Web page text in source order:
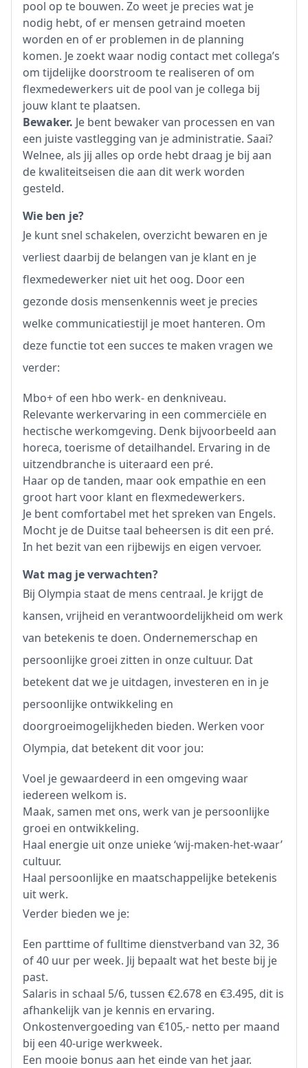
pool op te bouwen. Zo weet je precies wat je
nodig hebt, of er mensen getraind moeten
worden en of er problemen in de planning
komen. Je zoekt waar nodig contact met collega’s
om tijdelijke doorstroom te realiseren of om
flexmedewerkers uit de pool van je collega bij
jouw klant te plaatsen.
Bewaker. Je bent bewaker van processen en van
een juiste vastlegging van je administratie. Saai?
Welnee, als jij alles op orde hebt draag je bij aan
de kwaliteitseisen die aan dit werk worden
gesteld.
Wie ben je?
Je kunt snel schakelen, overzicht bewaren en je
verliest daarbij de belangen van je klant en je
flexmedewerker niet uit het oog. Door een
gezonde dosis mensenkennis weet je precies
welke communicatiestijl je moet hanteren. Om
deze functie tot een succes te maken vragen we
verder:
Mbo+ of een hbo werk- en denkniveau.
Relevante werkervaring in een commerciële en
hectische werkomgeving. Denk bijvoorbeeld aan
horeca, toerisme of detailhandel. Ervaring in de
uitzendbranche is uiteraard een pré.
Haar op de tanden, maar ook empathie en een
groot hart voor klant en flexmedewerkers.
Je bent comfortabel met het spreken van Engels.
Mocht je de Duitse taal beheersen is dit een pré.
In het bezit van een rijbewijs en eigen vervoer.
Wat mag je verwachten?
Bij Olympia staat de mens centraal. Je krijgt de
kansen, vrijheid en verantwoordelijkheid om werk
van betekenis te doen. Ondernemerschap en
persoonlijke groei zitten in onze cultuur. Dat
betekent dat we je uitdagen, investeren en in je
persoonlijke ontwikkeling en
doorgroeimogelijkheden bieden. Werken voor
Olympia, dat betekent dit voor jou:
Voel je gewaardeerd in een omgeving waar
iedereen welkom is.
Maak, samen met ons, werk van je persoonlijke
groei en ontwikkeling.
Haal energie uit onze unieke ‘wij-maken-het-waar’
cultuur.
Haal persoonlijke en maatschappelijke betekenis
uit werk.
Verder bieden we je:
Een parttime of fulltime dienstverband van 32, 36
of 40 uur per week. Jij bepaalt wat het beste bij je
past.
Salaris in schaal 5/6, tussen €2.678 en €3.495, dit is
afhankelijk van je kennis en ervaring.
Onkostenvergoeding van €105,- netto per maand
bij een 40-urige werkweek.
Een mooie bonus aan het einde van het jaar.